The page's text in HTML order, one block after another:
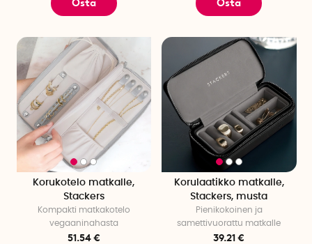
Osta Osta
Korukotelo matkalle,
Stackers
Kompakti matkakotelo
vegaaninahasta
51.54 €
Korulaatikko matkalle,
Stackers, musta
Pienikokoinen ja
samettivuorattu matkalle
39.21 €